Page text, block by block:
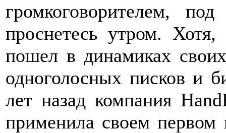
громкоговорителем,
проснетесь утром.
пошел в динамиках
одноголосных писков и
лет назад компания
применила своем первом